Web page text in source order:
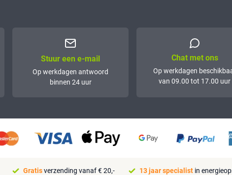
Stuur een e-mail
Op werkdagen antwoord
binnen 24 uur
Chat met ons
Op werkdagen
van 09.00 tot 17.00 uur
Gratisverzending vanaf € 20,- 13 jaar specialist in